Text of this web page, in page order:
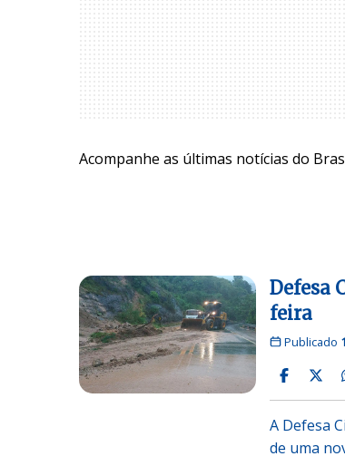
Acompanhe as últimas notícias do
Defesa
feira
Publicado
A Defesa
de uma